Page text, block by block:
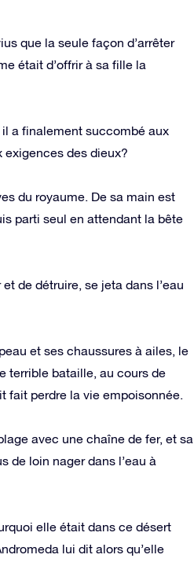
que la seule façon d’arrêter
était d’offrir à sa fille la
a finalement succombé aux
exigences des dieux?
du royaume. De sa main est
parti seul en attendant la bête
de détruire, se jeta dans l’eau
et ses chaussures à ailes, le
terrible bataille, au cours de
fait perdre la vie empoisonnée.
avec une chaîne de fer, et sa
de loin nager dans l’eau à
elle était dans ce désert
lui dit alors qu’elle